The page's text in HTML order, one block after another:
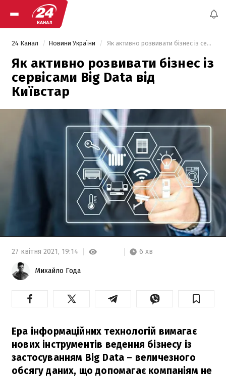
24 Канал Новини України Як активно розвивати бізнес із сервісами Big Data від Київстар
Як активно розвивати бізнес із
сервісами Big Data від
Київстар
27 квітня 2021, 19:14 6 хв
Михайло Года
Ера інформаційних технологій вимагає
нових інструментів ведення бізнесу із
застосуванням Big Data – величезного
обсягу даних, що допомагає компаніям не